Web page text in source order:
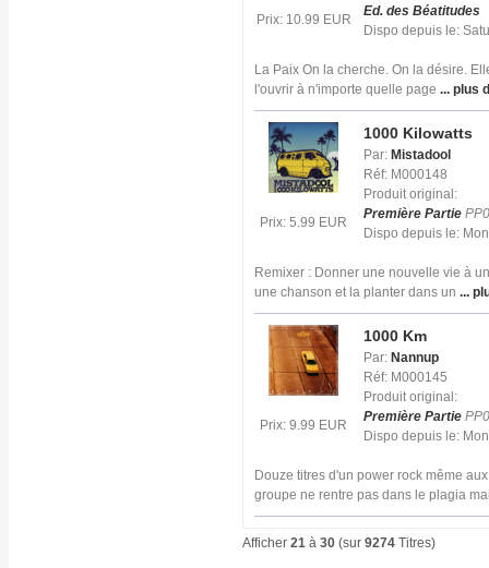
Prix: 10.99 EUR
Ed. des Béatitudes
Dispo depuis le:
La Paix On la cherche. On la désire.
l'ouvrir à n'importe quelle page ... plus
Prix: 5.99 EUR
1000 Kilowatts
Par: Mistadool
Réf: M000148
Produit original:
Première Partie
Dispo depuis le:
Remixer : Donner une nouvelle vie à
une chanson et la planter dans un ...
Prix: 9.99 EUR
1000 Km
Par: Nannup
Réf: M000145
Produit original:
Première Partie
Dispo depuis le:
Douze titres d'un power rock même
groupe ne rentre pas dans le plagia
Afficher 21 à 30 (sur 9274 Titres)